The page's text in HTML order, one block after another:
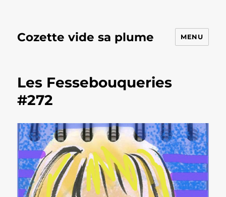
Cozette vide sa plume MENU
Les Fessebouqueries
#272